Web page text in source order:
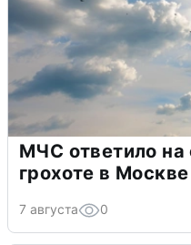
МЧС ответило на
грохоте в Москве
7 августа 0